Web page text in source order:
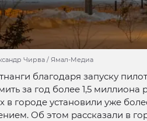
Чирва / Ямал-Медиа
благодаря запуску
за год более 1,5
в городе установили уже
Об этом рассказали в